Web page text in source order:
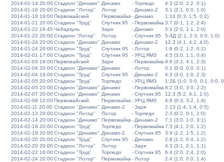
2014-01-14 20:00Стадион "Динамо" Динамо -Торпедо
4:3 (2:0, 2:2, 0:1)
2014-01-16 20:00Стадион "Лотор" Лотор - Динамо-2
3:1 (2:1, 0:0, 1:0)
2014-01-18 19:00Первомайский Первомайка - Динамо
1:10 (0:3, 1:5, 0:2)
2014-01-21 20:00Стадион "Труд" Спутник 95 -Первомайка 3:7 (0:1, 1:2, 2:4)
2014-01-22 19:45 Чебаркуль Заря - Динамо
5:1 (2:0, 1:1, 2:0)
2014-01-22 20:00Стадион "Лотор" Лотор -Спутник 95
5:4Д (2:1, 2:3, 0:0, 1:0)
2014-01-24 20:00Стадион "Динамо" Динамо - Динамо-2
12:3 (4:1, 4:2, 4:0)
2014-01-24 20:00Стадион "Труд" Спутник 95 - Лотор
1:6 (0:2, 1:2, 0:2)
2014-02-01 17:00Стадион "Труд" Спутник 95 -УРЦ ЯМЗ
4:5 (3:0, 1:1, 0:4)
2014-02-03 19:00Первомайский Заря -Первомайка 9:6 (3:2, 4:1, 2:3)
2014-02-04 20:00Стадион "Динамо" Динамо - Лотор
0:1 (0:0, 0:0, 0:1)
2014-02-04 19:00Стадион "Труд" Спутник 95 - Динамо-2
6:3 (3:0, 1:0, 2:3)
2014-02-05 20:00Стадион "Труд" Торпедо -УРЦ ЯМЗ
1:2Б (1:0, 0:0, 0:1, 0:0,
2014-02-05 20:00Стадион "Динамо" Динамо -Первомайка 8:2 (3:0, 3:0, 2:2)
2014-02-07 20:00Стадион "Динамо" Динамо -Спутник 95
12:3 (5:2, 6:1, 1:0)
2014-02-08 12:00Первомайский Первомайка -УРЦ ЯМЗ
4:9 (0:3, 3:2, 1:4)
2014-02-11 20:00 Стадион "Динамо" Динамо-2 -Заря
2:13 (1:4, 1:4, 0:5)
2014-02-13 20:00Стадион "Лотор" Лотор -Торпедо
2:3 (0:2, 0:1, 2:0)
2014-02-14 20:00Стадион "Динамо" Первомайка - Динамо-2
7:1 (3:0, 1:0, 3:1)
2014-02-18 20:00Стадион "Труд" Торпедо -Первомайка 7:3 (4:1, 2:0, 1:2)
2014-02-19 20:00Стадион "Динамо" Динамо-2 -Спутник 95
3:9 (1:2, 1:5, 1:2)
2014-02-20 20:00Стадион "Труд" Спутник 95 - Динамо
2:8 (1:2, 0:4, 1:2)
2014-02-20 20:00Стадион "Лотор" Лотор -Заря
4:3 (3:1, 0:1, 1:1)
2014-02-22 16:00Стадион "Труд" Торпедо -Спутник 95
6:4 (2:0, 2:4, 2:0)
2014-02-24 20:00Стадион "Лотор" Первомайка - Лотор
2:4 (1:0, 0:0, 1:4)